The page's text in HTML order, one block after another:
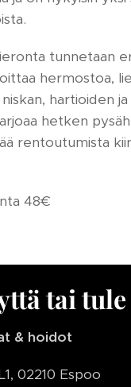
tunnetaan
hermostoa,
hartioiden
hetken
rentoutumista
48€
tai
& hoidot
02210 Espoo